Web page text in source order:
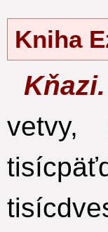
Kniha
vetvy,